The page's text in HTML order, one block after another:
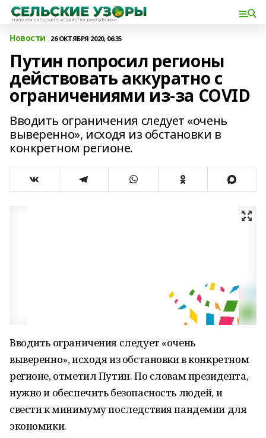
Новости 26 ОКТЯБРЯ 2020, 06:35
Путин попросил регионы
действовать аккуратно с
ограничениями из-за COVID
Вводить ограничения следует «очень
выверенно», исходя из обстановки в
конкретном регионе.
Вводить ограничения следует «очень
выверенно», исходя из обстановки в конкретном
регионе, отметил Путин. По словам президента,
нужно и обеспечить безопасность людей, и
свести к минимуму последствия пандемии для
экономики.